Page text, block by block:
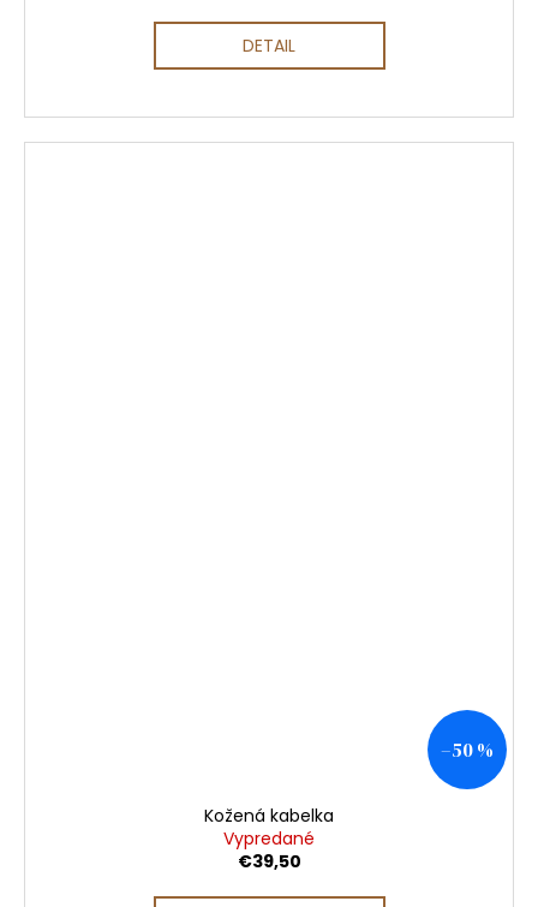
DETAIL
–50 %
Kožená kabelka
Vypredané
€39,50